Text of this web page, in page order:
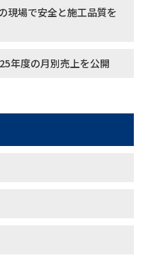
現場で安全と施工品質を
年度の月別売上を公開